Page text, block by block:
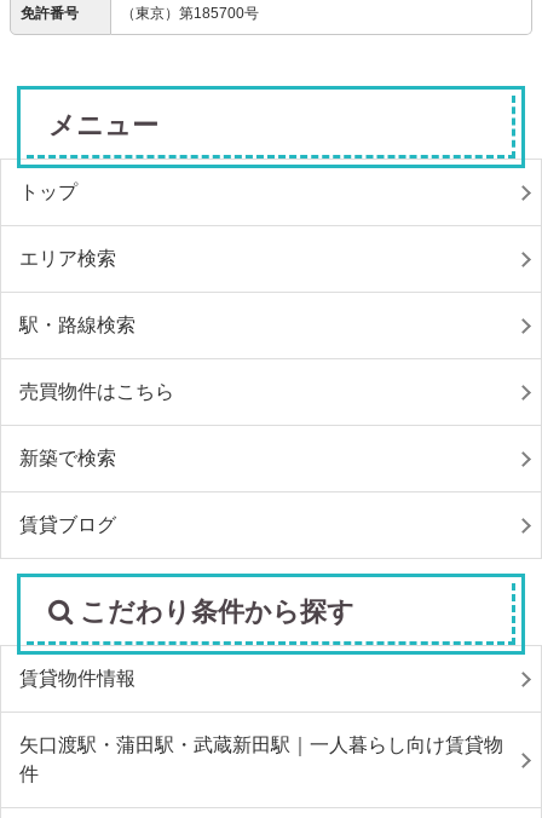
免許番号 （東京）第185700号
メニュー
トップ
エリア検索
駅・路線検索
売買物件はこちら
新築で検索
賃貸ブログ
こだわり条件から探す
賃貸物件情報
矢口渡駅・蒲田駅・武蔵新田駅｜一人暮らし向け賃貸物
件